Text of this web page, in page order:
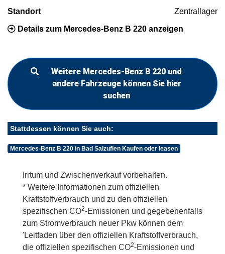
Standort Zentrallager
Details zum Mercedes-Benz B 220 anzeigen
Weitere Mercedes-Benz B 220 und
andere Fahrzeuge können Sie hier
suchen
Stattdessen können Sie auch:
Mercedes-Benz B 220 in Bad Salzuflen Kaufen oder leasen
Irrtum und Zwischenverkauf vorbehalten.
* Weitere Informationen zum offiziellen
Kraftstoffverbrauch und zu den offiziellen
spezifischen CO2-Emissionen und gegebenenfalls
zum Stromverbrauch neuer Pkw können dem
'Leitfaden über den offiziellen Kraftstoffverbrauch,
die offiziellen spezifischen CO2-Emissionen und